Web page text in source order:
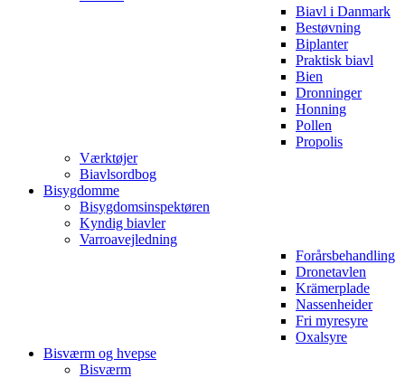
Biavl i Danmark
Bestøvning
Biplanter
Praktisk biavl
Bien
Dronninger
Honning
Pollen
Propolis
Værktøjer
Biavlsordbog
Bisygdomme
Bisygdomsinspektøren
Kyndig biavler
Varroavejledning
Forårsbehandling
Dronetavlen
Krämerplade
Nassenheider
Fri myresyre
Oxalsyre
Bisværm og hvepse
Bisværm